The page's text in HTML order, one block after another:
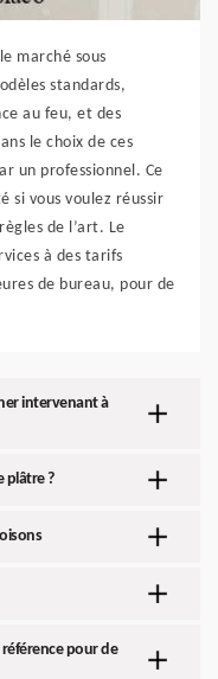
marché sous
standards,
au feu, et des
le choix de ces
un professionnel. Ce
si vous voulez réussir
de l’art. Le
à des tarifs
de bureau, pour de
intervenant à
plâtre ?
référence pour de